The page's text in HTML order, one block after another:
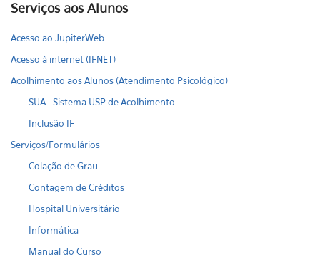
Serviços aos Alunos
Acesso ao JupiterWeb
Acesso à internet (IFNET)
Acolhimento aos Alunos (Atendimento Psicológico)
SUA - Sistema USP de Acolhimento
Inclusão IF
Serviços/Formulários
Colação de Grau
Contagem de Créditos
Hospital Universitário
Informática
Manual do Curso